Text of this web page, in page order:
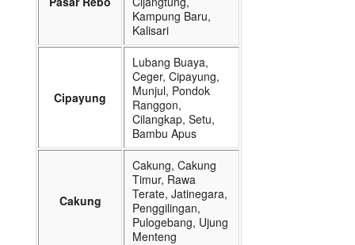
Kampung Baru,
Kalisari
Cipayung
Lubang Buaya,
Ceger, Cipayung,
Munjul, Pondok
Ranggon,
Cilangkap, Setu,
Bambu Apus
Cakung
Cakung, Cakung
Timur, Rawa
Terate, Jatinegara,
Penggilingan,
Pulogebang, Ujung
Menteng